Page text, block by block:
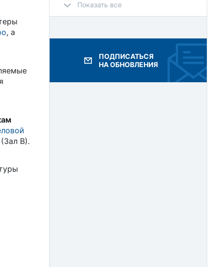
, а
В).
2020
2017
2016
Показать все
ПОДПИСАТЬСЯ
НА ОБНОВЛЕНИЯ